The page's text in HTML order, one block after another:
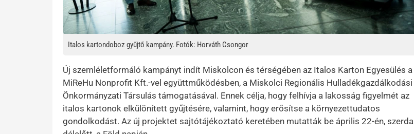
Italos kartondoboz gyűjtő kampány. Fotók: Horváth Csongor
Új szemléletformáló kampányt indít Miskolcon és térségében az Italos Karton Egyesülés a
MiReHu Nonprofit Kft.-vel együttműködésben, a Miskolci Regionális Hulladékgazdálkodási
Önkormányzati Társulás támogatásával. Ennek célja, hogy felhívja a lakosság figyelmét az
italos kartonok elkülönített gyűjtésére, valamint, hogy erősítse a környezettudatos
gondolkodást. Az új projektet sajtótájékoztató keretében mutatták be április 22-én, szerda